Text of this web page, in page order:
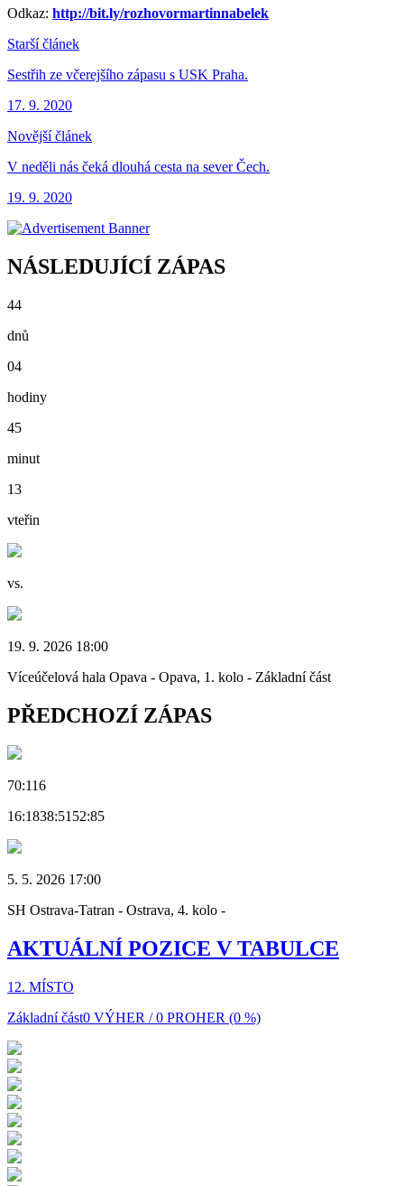
Odkaz: http://bit.ly/rozhovormartinnabelek
Starší článek
Sestřih ze včerejšího zápasu s USK Praha.
17. 9. 2020
Novější článek
V neděli nás čeká dlouhá cesta na sever Čech.
19. 9. 2020
NÁSLEDUJÍCÍ ZÁPAS
44
dnů
04
hodiny
45
minut
12
vteřin
vs.
19. 9. 2026 18:00
Víceúčelová hala Opava - Opava, 1. kolo - Základní část
PŘEDCHOZÍ ZÁPAS
70:116
16:1838:5152:85
5. 5. 2026 17:00
SH Ostrava-Tatran - Ostrava, 4. kolo -
AKTUÁLNÍ POZICE V TABULCE
12. MÍSTO
Základní část0 VÝHER / 0 PROHER (0 %)